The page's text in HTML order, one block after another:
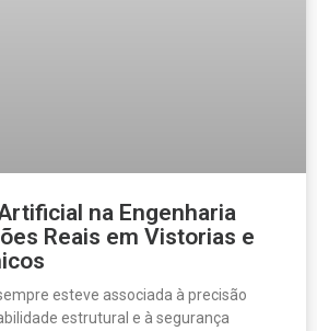
na Engenharia
Reais em Vistorias e
esteve associada à precisão
estrutural e à segurança